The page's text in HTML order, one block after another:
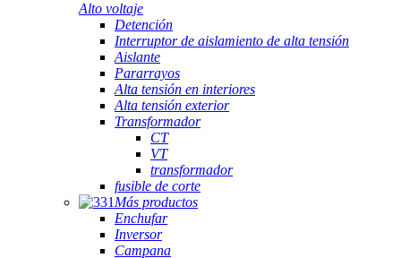
Alto voltaje
Detención
Interruptor de aislamiento de alta tensión
Aislante
Pararrayos
Alta tensión en interiores
Alta tensión exterior
Transformador
CT
VT
transformador
fusible de corte
Más productos
Enchufar
Inversor
Campana